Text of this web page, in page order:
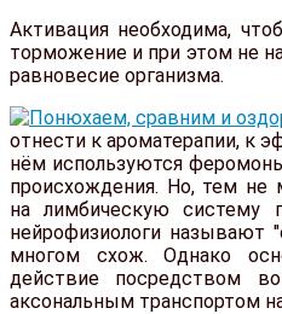
Активация необходима,
торможение и при этом не
равновесие организма.
отнести к ароматерапии, к
нём используются
происхождения. Но, тем не
на лимбическую систему
нейрофизиологи называют
многом схож. Однако
действие посредством
аксональным транспортом